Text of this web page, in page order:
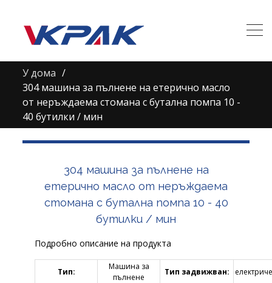
У дома
304 машина за пълнене на етерично масло
от неръждаема стомана с бутална помпа 10 -
40 бутилки / мин
304 машина за пълнене на
етерично масло от неръждаема
стомана с бутална помпа 10 - 40
бутилки / мин
Подробно описание на продукта
Тип:
Машина за
пълнене
Тип задвижван: